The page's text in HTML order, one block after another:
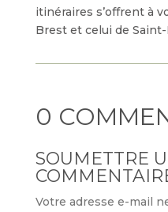
itinéraires s’offrent à
Brest et celui de
0
SOUMETTRE
Votre adresse e-mail